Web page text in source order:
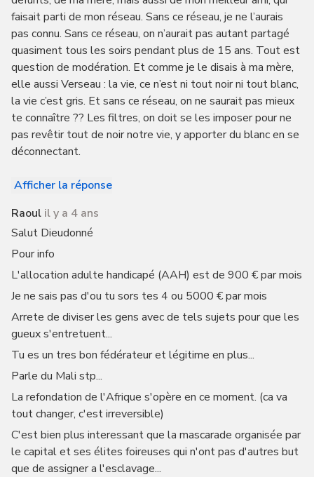
faisait parti de mon réseau. Sans ce réseau, je ne l’aurais
pas connu. Sans ce réseau, on n’aurait pas autant partagé
quasiment tous les soirs pendant plus de 15 ans. Tout est
question de modération. Et comme je le disais à ma mère,
elle aussi Verseau : la vie, ce n’est ni tout noir ni tout blanc,
la vie c’est gris. Et sans ce réseau, on ne saurait pas mieux
te connaître ?? Les filtres, on doit se les imposer pour ne
pas revêtir tout de noir notre vie, y apporter du blanc en se
déconnectant.
Afficher la réponse
Raoul il y a 4 ans
Salut Dieudonné
Pour info
L'allocation adulte handicapé (AAH) est de 900 € par mois
Je ne sais pas d'ou tu sors tes 4 ou 5000 € par mois
Arrete de diviser les gens avec de tels sujets pour que les
gueux s'entretuent...
Tu es un tres bon fédérateur et légitime en plus...
Parle du Mali stp...
La refondation de l'Afrique s'opère en ce moment. (ca va
tout changer, c'est irreversible)
C'est bien plus interessant que la mascarade organisée par
le capital et ses élites foireuses qui n'ont pas d'autres but
que de assigner a l'esclavage...